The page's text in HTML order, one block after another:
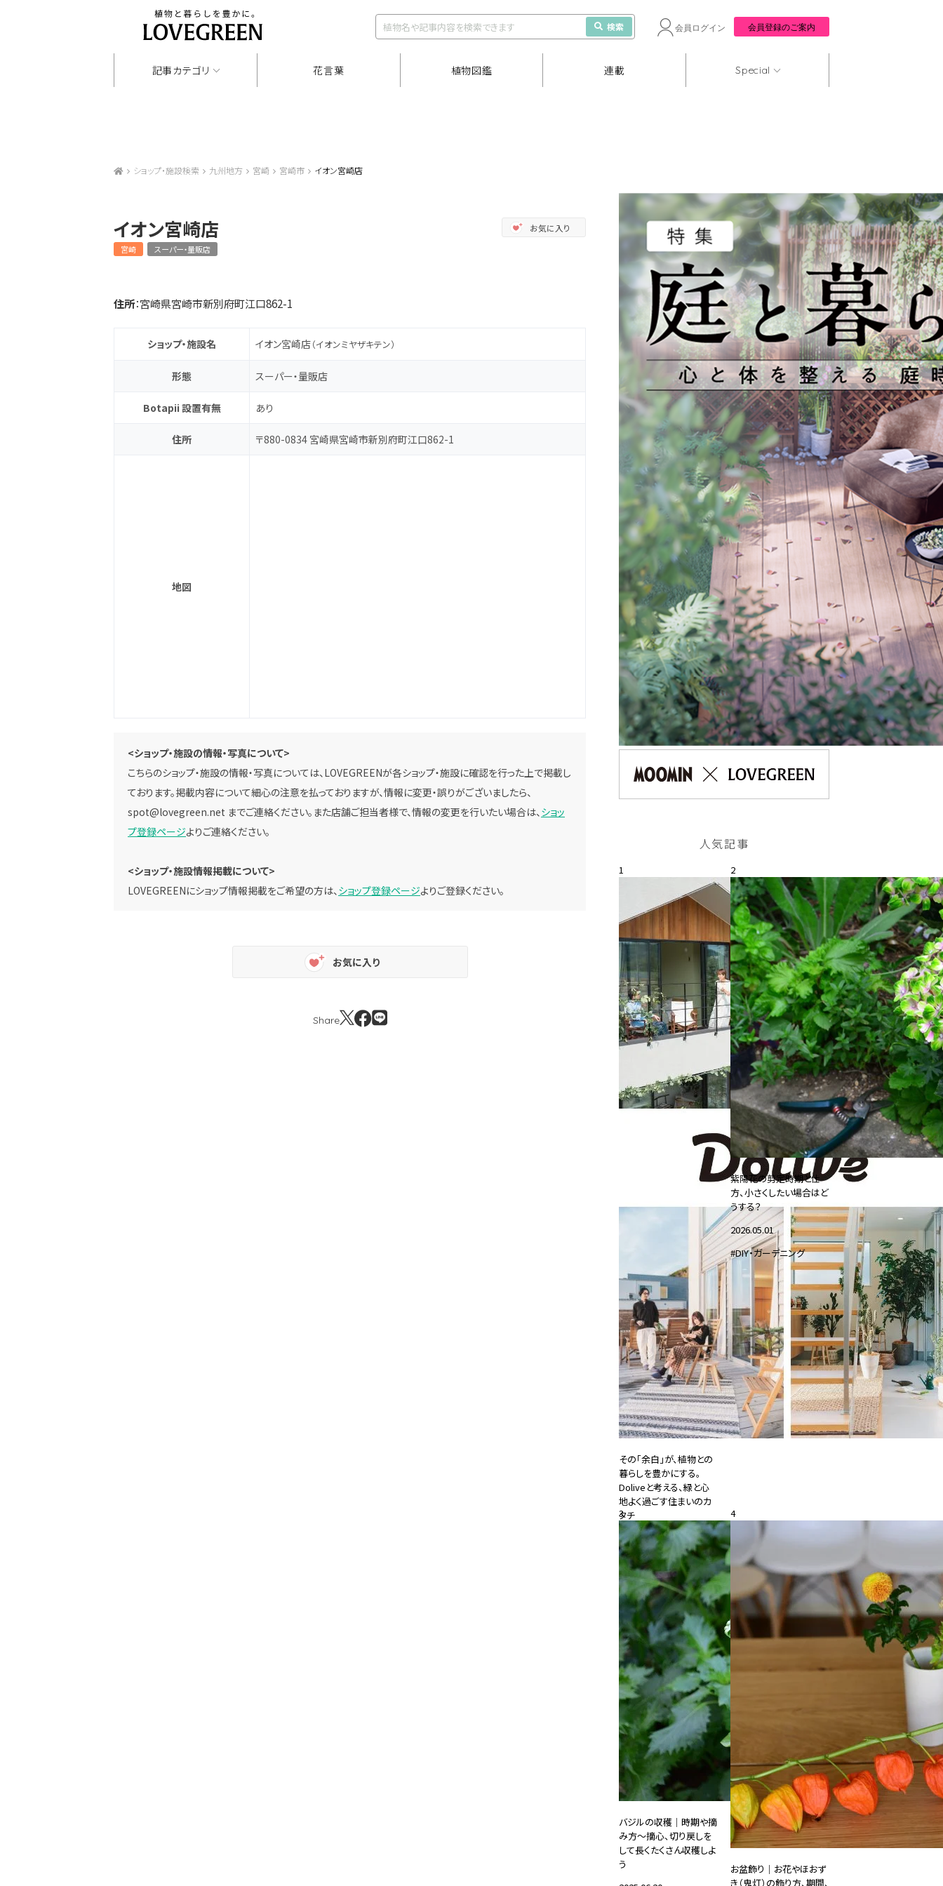
検索 会員ログイン 会員登録のご案内
記事カテゴリ 花言葉 植物図鑑 連載 Special
ショップ・施設検索 九州地方 宮崎 宮崎市 イオン宮崎店
イオン宮崎店 お気に入り
宮崎 スーパー・量販店
住所：宮崎県宮崎市新別府町江口862-1
ショップ・施設名 イオン宮崎店（イオンミヤザキテン）
形態 スーパー・量販店
Botapii 設置有無 あり
住所 〒880-0834 宮崎県宮崎市新別府町江口862-1
地図
<ショップ・施設の情報・写真について>
こちらのショップ・施設の情報・写真については、LOVEGREENが各ショップ・施設に確認を行った上で掲載し
ております。掲載内容について細心の注意を払っておりますが、情報に変更・誤りがございましたら、
spot@lovegreen.net までご連絡ください。また店舗ご担当者様で、情報の変更を行いたい場合は、ショッ
プ登録ページよりご連絡ください。
<ショップ・施設情報掲載について>
LOVEGREENにショップ情報掲載をご希望の方は、ショップ登録ページよりご登録ください。
お気に入り
Share
人気記事
1
その「余白」が、植物との
暮らしを豊かにする。
Doliveと考える、緑と心
地よく過ごす住まいのカ
タチ
2026.08.05
#特集
2
紫陽花の剪定時期と仕
方、小さくしたい場合はど
うする？
2026.05.01
#DIY・ガーデニング
3
バジルの収穫｜時期や摘
み方～摘心、切り戻しを
して長くたくさん収穫しよ
う
4
お盆飾り｜お花やほおず
き（鬼灯）の飾り方、期間、